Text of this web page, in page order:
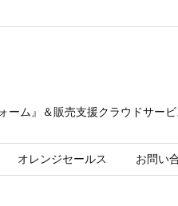
ム』＆販売支援クラウドサー
オレンジセールス お問い